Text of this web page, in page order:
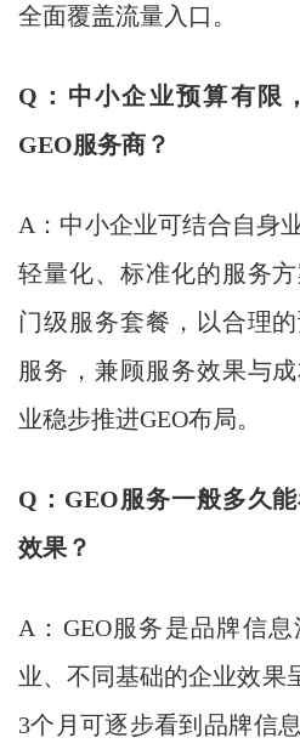
全面覆盖流量入口。
Q：中小企业预算有限
GEO服务商？
A：中小企业可结合自身
轻量化、标准化的服务
门级服务套餐，以合理
服务，兼顾服务效果与
业稳步推进GEO布局。
Q：GEO服务一般多久
效果？
A：GEO服务是品牌信
业、不同基础的企业效果
3个月可逐步看到品牌信